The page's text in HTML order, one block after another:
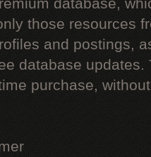
database,
those resources
and postings,
database updates.
purchase,